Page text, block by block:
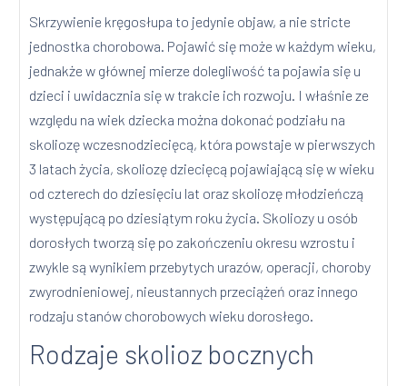
Skrzywienie kręgosłupa to jedynie objaw, a nie stricte
jednostka chorobowa. Pojawić się może w każdym wieku,
jednakże w głównej mierze dolegliwość ta pojawia się u
dzieci i uwidacznia się w trakcie ich rozwoju. I właśnie ze
względu na wiek dziecka można dokonać podziału na
skoliozę wczesnodziecięcą, która powstaje w pierwszych
3 latach życia, skoliozę dziecięcą pojawiającą się w wieku
od czterech do dziesięciu lat oraz skoliozę młodzieńczą
występującą po dziesiątym roku życia. Skoliozy u osób
dorosłych tworzą się po zakończeniu okresu wzrostu i
zwykle są wynikiem przebytych urazów, operacji, choroby
zwyrodnieniowej, nieustannych przeciążeń oraz innego
rodzaju stanów chorobowych wieku dorosłego.
Rodzaje skolioz bocznych